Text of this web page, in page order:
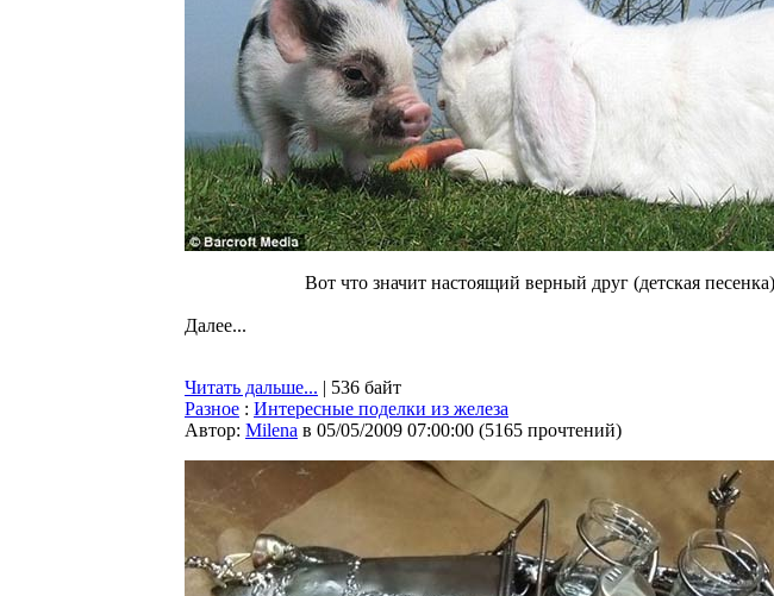
Вот что значит настоящий верный друг (детская
Далее...
Читать дальше... | 536 байт
Разное : Интересные поделки из железа
Автор: Milena в 05/05/2009 07:00:00 (5165 прочтений)